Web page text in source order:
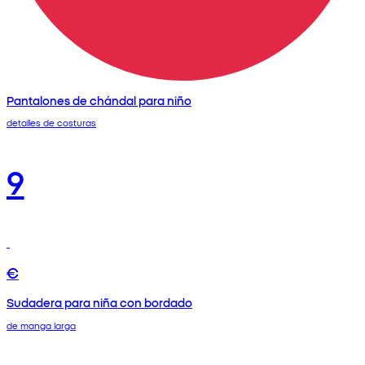
Pantalones de chándal para niño
detalles de costuras
9
€
Sudadera para niña con bordado
de manga larga